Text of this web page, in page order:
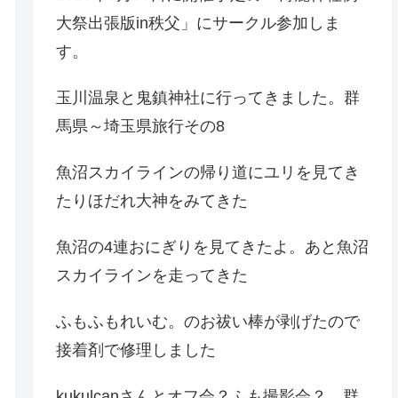
大祭出張版in秩父」にサークル参加しま
す。
玉川温泉と鬼鎮神社に行ってきました。群
馬県～埼玉県旅行その8
魚沼スカイラインの帰り道にユリを見てき
たりほだれ大神をみてきた
魚沼の4連おにぎりを見てきたよ。あと魚沼
スカイラインを走ってきた
ふもふもれいむ。のお祓い棒が剥げたので
接着剤で修理しました